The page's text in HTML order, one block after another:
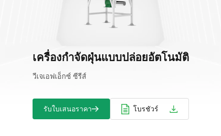
เครื่องกำจัดฝุ่นแบบปล่อยอัตโนมัติ
วีเจเอฟเอ็กซ์ ซีรีส์
รับใบเสนอราคา โบรชัวร์